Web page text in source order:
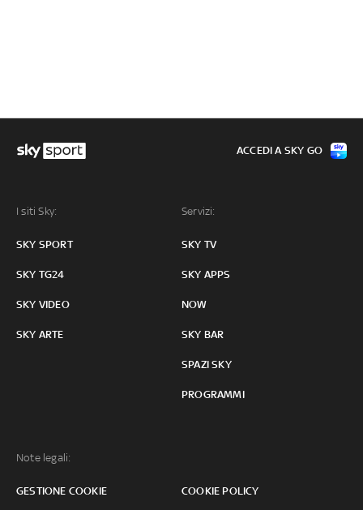
I siti Sky:
SKY SPORT
SKY TG24
SKY VIDEO
SKY ARTE
Servizi:
SKY TV
SKY APPS
NOW
SKY BAR
SPAZI SKY
PROGRAMMI
Note legali:
GESTIONE COOKIE COOKIE POLICY
ACCEDI A SKY GO